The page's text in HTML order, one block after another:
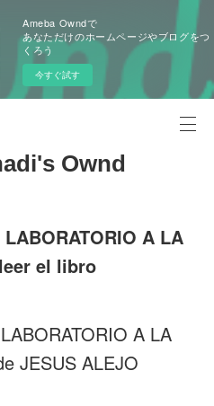
Ameba Owndで
あなただけのホームページやブログをつ
くろう
今すぐ試す
Ownd
A LA
el libro
A LA
JESUS ALEJO